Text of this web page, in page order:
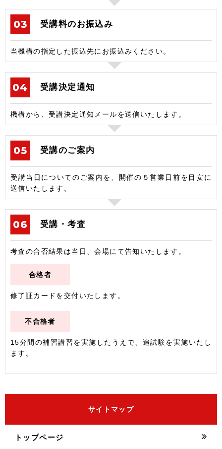
受講料のお振込み
当機構の指定した振込先にお振込みください。
受講決定通知
機構から、受講決定通知メールを送信いたします。
受講のご案内
受講当日についてのご案内を、開催の５営業日前を目安に
送信いたします。
受講・考査
考査の合否結果は当日、会場にて告知いたします。
合格者
修了証カードを交付いたします。
不合格者
15分間の補習講習を実施したうえで、追試験を実施いたし
ます。
サイトマップ
トップページ